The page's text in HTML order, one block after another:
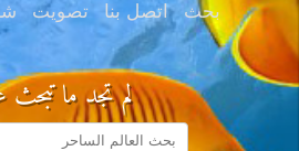
بحث
اتصل بنا تصويت
لم تجد ما تبحث